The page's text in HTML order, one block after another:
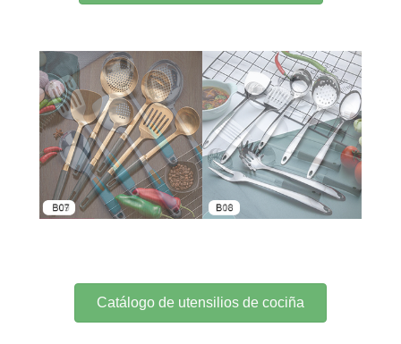
Catálogo de utensilios de cociña